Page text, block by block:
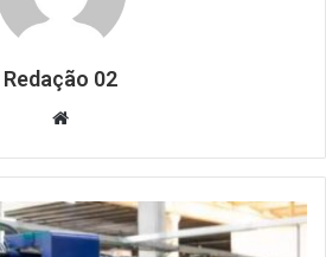
Redação 02
Website